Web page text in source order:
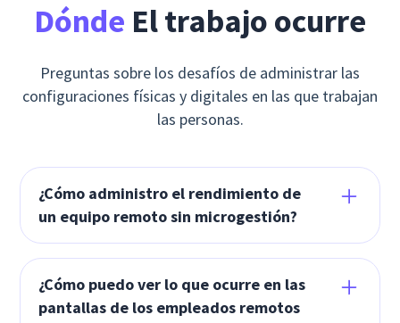
Dónde El trabajo ocurre
Preguntas sobre los desafíos de administrar las
configuraciones físicas y digitales en las que trabajan
las personas.
¿Cómo administro el rendimiento de
un equipo remoto sin microgestión?
Cómo saber si los empleados remotos están
trabajando es una gran preocupación para los
gerentes. Usa la plataforma de inteligencia laboral
de Insightful para saber con claridad cuándo y cómo
¿Cómo puedo ver lo que ocurre en las
pantallas de los empleados remotos